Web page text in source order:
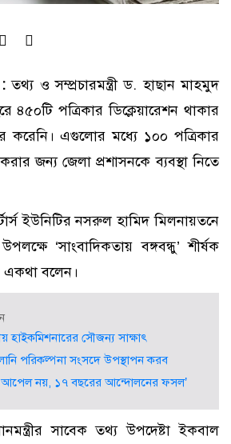
তথ্য ও সম্প্রচারমন্ত্রী ড. হাছান মাহমুদ
পত্রিকার ডিক্লেয়ারেশন থাকার
এগুলোর মধ্যে ১০০ পত্রিকার
জন্য জেলা প্রশাসনকে ব্যবস্থা নিতে
ইউনিটির নসরুল হামিদ মিলনায়তনে
‘সাংবাদিকতায় বঙ্গবন্ধু’ শীর্ষক
বলেন।
হাইকমিশনারের সৌজন্য সাক্ষাৎ
পরিকল্পনা সংসদে উপস্থাপন করব
আপেল নয়, ১৭ বছরের আন্দোলনের ফসল’
সাবেক তথ্য উপদেষ্টা ইকবাল